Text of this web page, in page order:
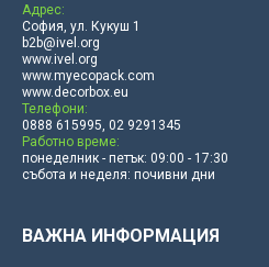
Адрес:
София, ул. Кукуш 1
b2b@ivel.org
www.ivel.org
www.myecopack.com
www.decorbox.eu
Телефони:
0888 615995, 02 9291345
Работно време:
понеделник - петък: 09:00 - 17:30
събота и неделя: почивни дни
ВАЖНА ИНФОРМАЦИЯ